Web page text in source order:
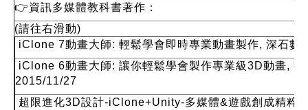
👉資訊多媒體教科書著作：
(請往右滑動)
iClone 7動畫大師: 輕鬆學會即時專業動畫製作, 深石數
iClone 6動畫大師: 讓你輕鬆學會製作專業級3D動畫,
2015/11/27
超限進化3D設計-iClone+Unity-多媒體&遊戲創成精粹,